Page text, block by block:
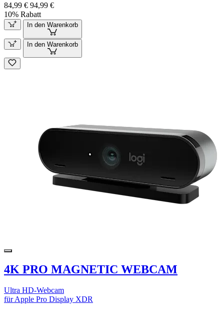
84,99 € 94,99 €
10% Rabatt
In den Warenkorb
In den Warenkorb
4K PRO MAGNETIC WEBCAM
Ultra HD-Webcam
für Apple Pro Display XDR